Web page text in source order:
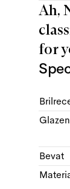
Ah,
for
Glazen
Bevat